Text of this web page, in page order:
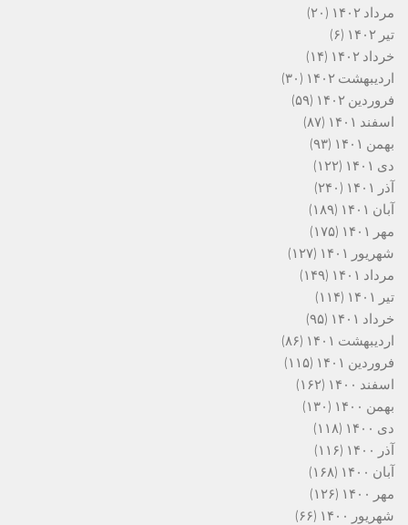
مرداد ۱۴۰۲
(۲۰)
تیر ۱۴۰۲
(۶)
خرداد ۱۴۰۲
(۱۴)
اردیبهشت ۱۴۰۲
(۳۰)
فروردین ۱۴۰۲
(۵۹)
اسفند ۱۴۰۱
(۸۷)
بهمن ۱۴۰۱
(۹۳)
دی ۱۴۰۱
(۱۲۲)
آذر ۱۴۰۱
(۲۴۰)
آبان ۱۴۰۱
(۱۸۹)
مهر ۱۴۰۱
(۱۷۵)
شهریور ۱۴۰۱
(۱۲۷)
مرداد ۱۴۰۱
(۱۴۹)
تیر ۱۴۰۱
(۱۱۴)
خرداد ۱۴۰۱
(۹۵)
اردیبهشت ۱۴۰۱
(۸۶)
فروردین ۱۴۰۱
(۱۱۵)
اسفند ۱۴۰۰
(۱۶۲)
بهمن ۱۴۰۰
(۱۳۰)
دی ۱۴۰۰
(۱۱۸)
آذر ۱۴۰۰
(۱۱۶)
آبان ۱۴۰۰
(۱۶۸)
مهر ۱۴۰۰
(۱۲۶)
شهریور ۱۴۰۰
(۶۶)